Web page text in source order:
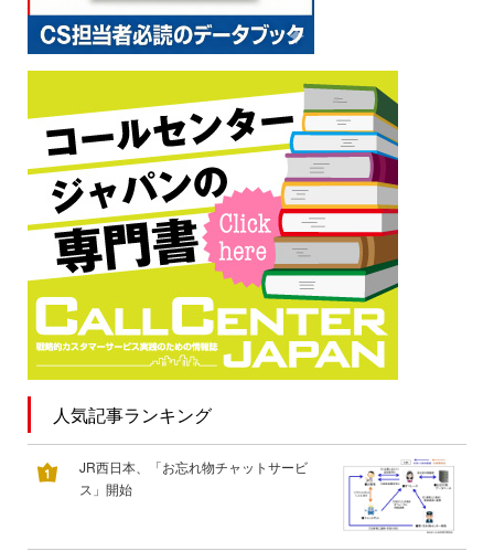
人気記事ランキング
JR西日本、「お忘れ物チャットサービ
ス」開始